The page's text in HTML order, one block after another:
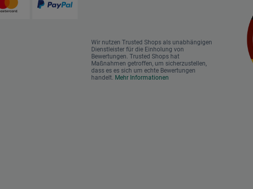
Wir nutzen Trusted Shops als unabhängigen
Dienstleister für die Einholung von
Bewertungen. Trusted Shops hat
Maßnahmen getroffen, um sicherzustellen,
dass es es sich um echte Bewertungen
handelt. Mehr Informationen